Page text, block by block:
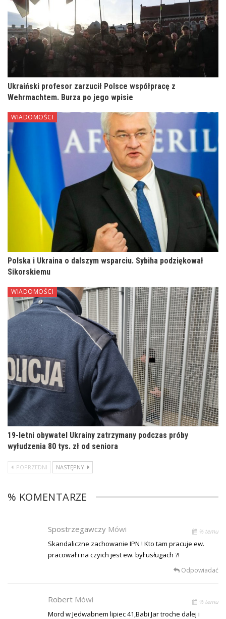
Ukraiński profesor zarzucił Polsce współpracę z
Wehrmachtem. Burza po jego wpisie
WIADOMOŚCI
Polska i Ukraina o dalszym wsparciu. Sybiha podziękował
Sikorskiemu
WIADOMOŚCI
19-letni obywatel Ukrainy zatrzymany podczas próby
wyłudzenia 80 tys. zł od seniora
POPRZEDNI NASTĘPNY
% KOMENTARZE
Spostrzegawczy Mówi % temu
Skandaliczne zachowanie IPN ! Kto tam pracuje ew.
pracował i na czyich jest ew. był usługach ?!
Odpowiadać
Robert Mówi % temu
Mord w Jedwabnem lipiec 41,Babi Jar troche dalej i